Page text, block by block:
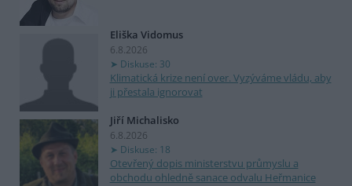
Eliška Vidomus
6.8.2026
Diskuse: 30
Klimatická krize není over. Vyzýváme vládu, aby
ji přestala ignorovat
Jiří Michalisko
6.8.2026
Diskuse: 18
Otevřený dopis ministerstvu průmyslu a
obchodu ohledně sanace odvalu Heřmanice